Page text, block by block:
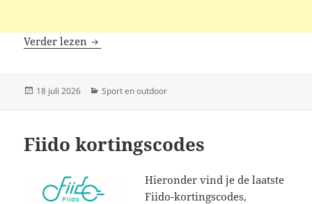
Verder lezen Megawheels kortingscodes
Geplaatst
18 juli 2026 Categorieën
Sport en outdoor
Fiido kortingscodes
Hieronder vind je de laatste
Fiido-kortingscodes,